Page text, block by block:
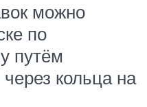
можно
по
путём
кольца на